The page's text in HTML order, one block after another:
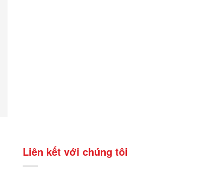
Liên kết với chúng tôi